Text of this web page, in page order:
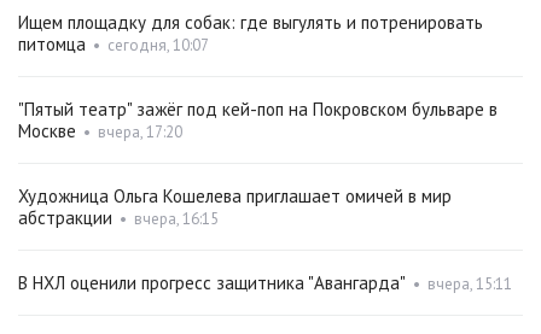
Ищем площадку для собак: где выгулять и потренировать
питомца • сегодня, 10:07
"Пятый театр" зажёг под кей-поп на Покровском бульваре в
Москве • вчера, 17:20
Художница Ольга Кошелева приглашает омичей в мир
абстракции • вчера, 16:15
В НХЛ оценили прогресс защитника "Авангарда" • вчера, 15:11